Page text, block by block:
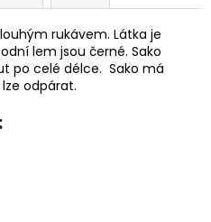
rukávem. Látka je
lem jsou černé. Sako
po celé délce. Sako má
odpárat.